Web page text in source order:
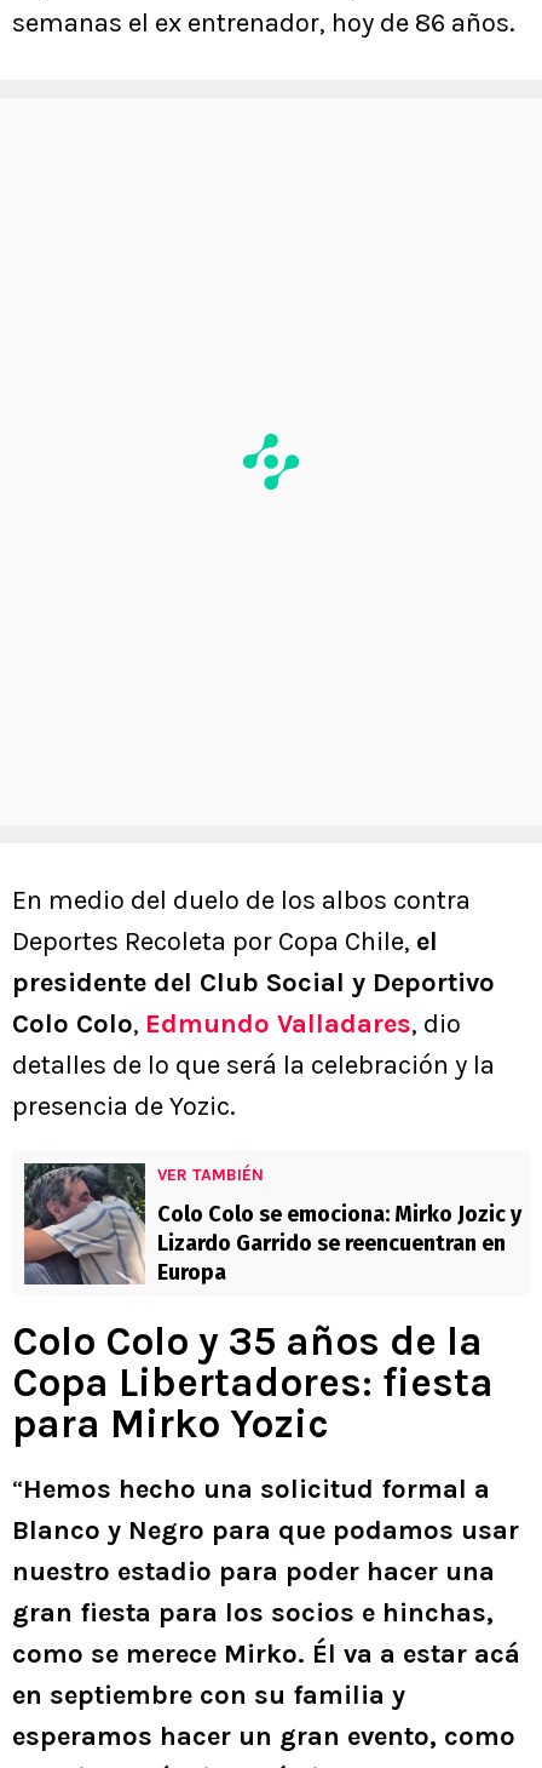
semanas el ex entrenador, hoy de 86 años.
En medio del duelo de los albos contra
Deportes Recoleta por Copa Chile, el
presidente del Club Social y Deportivo
Colo Colo, Edmundo Valladares, dio
detalles de lo que será la celebración y la
presencia de Yozic.
VER TAMBIÉN
Colo Colo se emociona: Mirko Jozic y
Lizardo Garrido se reencuentran en
Europa
Colo Colo y 35 años de la
Copa Libertadores: fiesta
para Mirko Yozic
“Hemos hecho una solicitud formal a
Blanco y Negro para que podamos usar
nuestro estadio para poder hacer una
gran fiesta para los socios e hinchas,
como se merece Mirko. Él va a estar acá
en septiembre con su familia y
esperamos hacer un gran evento, como